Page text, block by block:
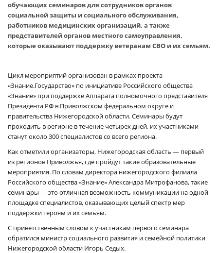
обучающих семинаров для сотрудников органов
социальной защиты и социального обслуживания,
работников медицинских организаций, а также
представителей органов местного самоуправления,
которые оказывают поддержку ветеранам СВО и их семьям.
Цикл мероприятий организован в рамках проекта
«Знание.Государство» по инициативе Российского общества
«Знание» при поддержке Аппарата полномочного представителя
Президента РФ в Приволжском федеральном округе и
правительства Нижегородской области. Семинары будут
проходить в регионе в течение четырех дней, их участниками
станут около 300 специалистов со всего региона.
Как отметили организаторы, Нижегородская область — первый
из регионов Приволжья, где пройдут такие образовательные
мероприятия. По словам директора нижегородского филиала
Российского общества «Знание» Александра Митрофанова, такие
семинары — это отличная возможность коммуникации на одной
площадке специалистов, оказывающих целый спектр мер
поддержки героям и их семьям.
С приветственным словом к участникам первого семинара
обратился министр социального развития и семейной политики
Нижегородской области Игорь Седых.